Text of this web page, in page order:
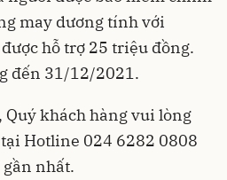
may dương tính với
hỗ trợ 25 triệu đồng.
đến 31/12/2021.
khách hàng vui lòng
Hotline 024 6282 0808
nhất.